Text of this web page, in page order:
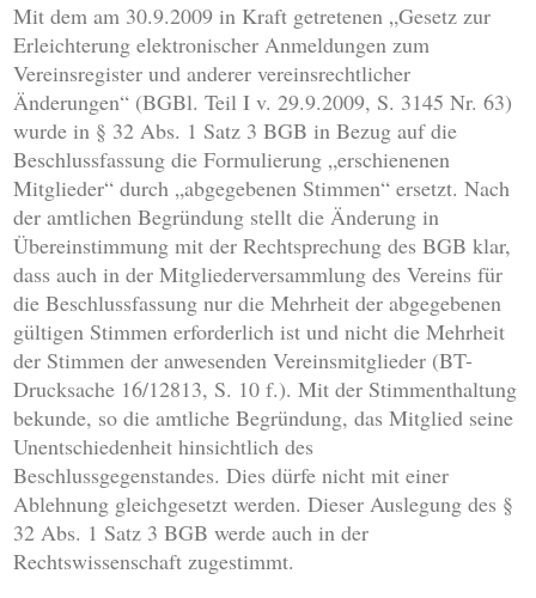
Mit dem am 30.9.2009 in Kraft getretenen „Gesetz zur
Erleichterung elektronischer Anmeldungen zum
Vereinsregister und anderer vereinsrechtlicher
Änderungen“ (BGBl. Teil I v. 29.9.2009, S. 3145 Nr. 63)
wurde in § 32 Abs. 1 Satz 3 BGB in Bezug auf die
Beschlussfassung die Formulierung „erschienenen
Mitglieder“ durch „abgegebenen Stimmen“ ersetzt. Nach
der amtlichen Begründung stellt die Änderung in
Übereinstimmung mit der Rechtsprechung des BGB klar,
dass auch in der Mitgliederversammlung des Vereins für
die Beschlussfassung nur die Mehrheit der abgegebenen
gültigen Stimmen erforderlich ist und nicht die Mehrheit
der Stimmen der anwesenden Vereinsmitglieder (BT-
Drucksache 16/12813, S. 10 f.). Mit der Stimmenthaltung
bekunde, so die amtliche Begründung, das Mitglied seine
Unentschiedenheit hinsichtlich des
Beschlussgegenstandes. Dies dürfe nicht mit einer
Ablehnung gleichgesetzt werden. Dieser Auslegung des §
32 Abs. 1 Satz 3 BGB werde auch in der
Rechtswissenschaft zugestimmt.